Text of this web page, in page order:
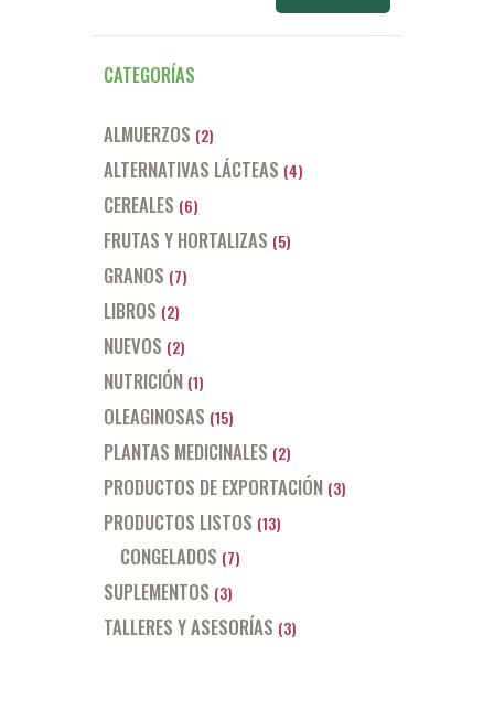
CATEGORÍAS
ALMUERZOS (2)
ALTERNATIVAS LÁCTEAS (4)
CEREALES (6)
FRUTAS Y HORTALIZAS (5)
GRANOS (7)
LIBROS (2)
NUEVOS (2)
NUTRICIÓN (1)
OLEAGINOSAS (15)
PLANTAS MEDICINALES (2)
PRODUCTOS DE EXPORTACIÓN (3)
PRODUCTOS LISTOS (13)
CONGELADOS (7)
SUPLEMENTOS (3)
TALLERES Y ASESORÍAS (3)